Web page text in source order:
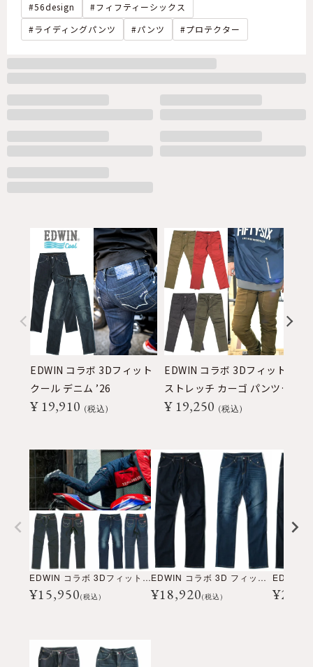
56design
フィフティーシックス
ライディングパンツ
パンツ プロテクター
EDWIN コラボ 3Dフィット
クール デニム ’26
¥ 19,910 税込
EDWIN コラボ 3Dフィット
ストレッチ カーゴ パンツ
’26
¥ 19,250 税込
EDWIN コラボ 3Dフィット デニム CORDURA®
¥15,950(税込)
EDWIN コラボ 3D フィット CORDURA® デニム ’25
¥18,920(税込) ¥